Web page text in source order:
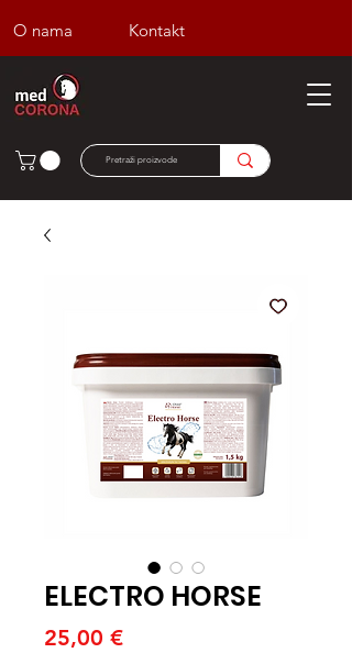
O nama Kontakt
ELECTRO HORSE
25,00 €Cijena